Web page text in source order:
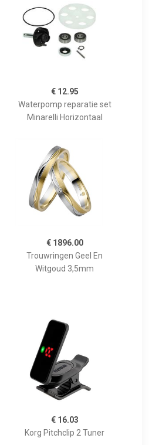
€ 12.95
Waterpomp reparatie set
Minarelli Horizontaal
€ 1896.00
Trouwringen Geel En
Witgoud 3,5mm
€ 16.03
Korg Pitchclip 2 Tuner